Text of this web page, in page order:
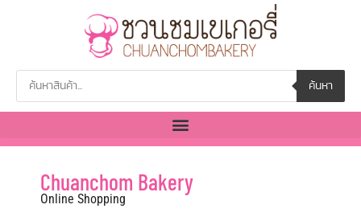
ค้นหา
Chuanchom Bakery
Online Shopping